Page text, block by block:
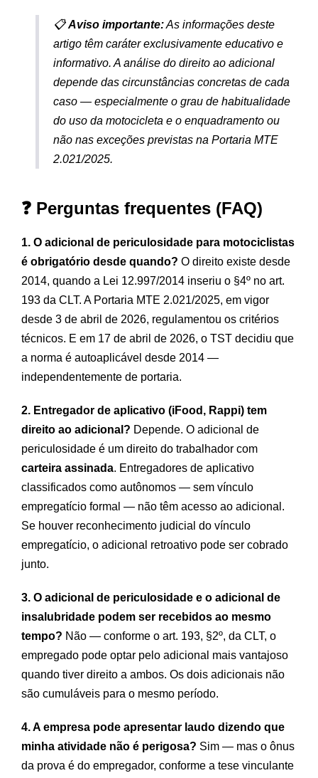
📋Aviso importante:As informações deste
artigo têm caráter exclusivamente educativo e
informativo. A análise do direito ao adicional
depende das circunstâncias concretas de cada
caso — especialmente o grau de habitualidade
do uso da motocicleta e o enquadramento ou
não nas exceções previstas na Portaria MTE
2.021/2025.
❓ Perguntas frequentes (FAQ)
1. O adicional de periculosidade para motociclistas
é obrigatório desde quando? O direito existe desde
2014, quando a Lei 12.997/2014 inseriu o §4º no art.
193 da CLT. A Portaria MTE 2.021/2025, em vigor
desde 3 de abril de 2026, regulamentou os critérios
técnicos. E em 17 de abril de 2026, o TST decidiu que
a norma é autoaplicável desde 2014 —
independentemente de portaria.
2. Entregador de aplicativo (iFood, Rappi) tem
direito ao adicional? Depende. O adicional de
periculosidade é um direito do trabalhador com
carteira assinada. Entregadores de aplicativo
classificados como autônomos — sem vínculo
empregatício formal — não têm acesso ao adicional.
Se houver reconhecimento judicial do vínculo
empregatício, o adicional retroativo pode ser cobrado
junto.
3. O adicional de periculosidade e o adicional de
insalubridade podem ser recebidos ao mesmo
tempo? Não — conforme o art. 193, §2º, da CLT, o
empregado pode optar pelo adicional mais vantajoso
quando tiver direito a ambos. Os dois adicionais não
são cumuláveis para o mesmo período.
4. A empresa pode apresentar laudo dizendo que
minha atividade não é perigosa? Sim — mas o ônus
da prova é do empregador, conforme a tese vinculante